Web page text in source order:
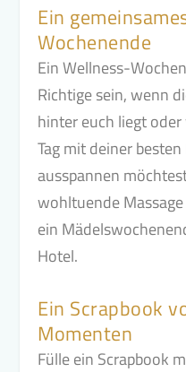
Ein
Wochenende
Ein Wellness-
Richtige sein, wenn
hinter euch liegt
Tag mit deiner
ausspannen
wohltuende
ein
Hotel.
Ein Scrapbook
Momenten
Fülle ein Scrapbook